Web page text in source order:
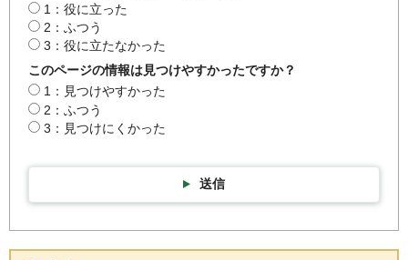
1：役に立った
2：ふつう
3：役に立たなかった
このページの情報は見つけやすかったですか？
1：見つけやすかった
2：ふつう
3：見つけにくかった
送信